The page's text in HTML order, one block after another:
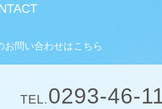
お問い合わせはこちら
TEL.0293-46-